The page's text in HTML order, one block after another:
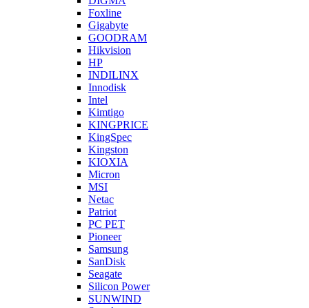
Foxline
Gigabyte
GOODRAM
Hikvision
HP
INDILINX
Innodisk
Intel
Kimtigo
KINGPRICE
KingSpec
Kingston
KIOXIA
Micron
MSI
Netac
Patriot
PC PET
Pioneer
Samsung
SanDisk
Seagate
Silicon Power
SUNWIND